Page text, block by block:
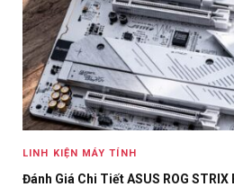
LINH KIỆN MÁY TÍNH
Đánh Giá Chi Tiết ASUS ROG STRIX